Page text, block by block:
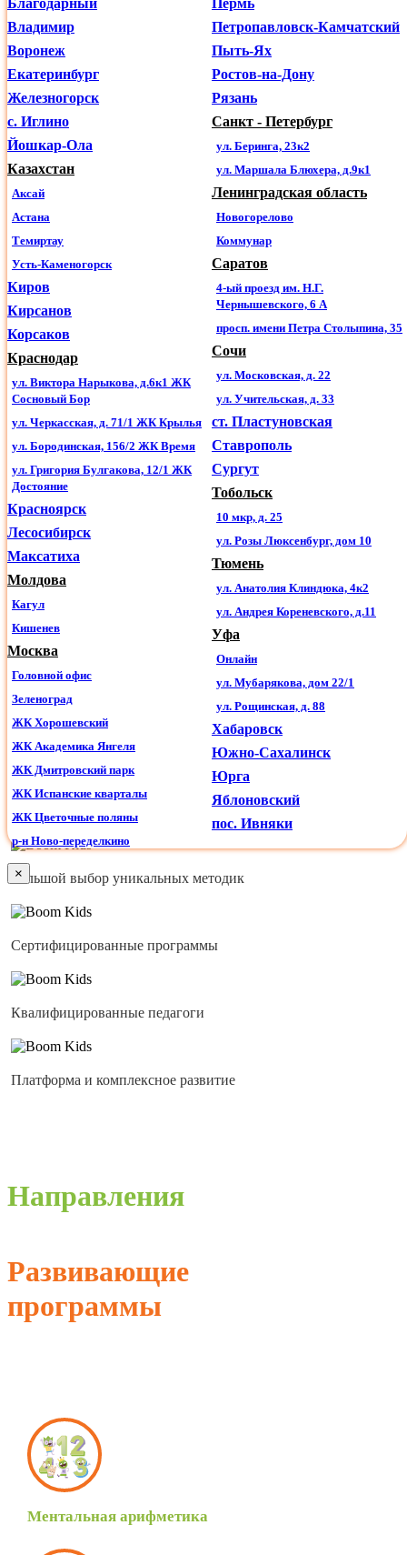
Большой выбор уникальных методик
Сертифицированные программы
Квалифицированные педагоги
Платформа и комплексное развитие
Большой выбор уникальных методик
Сертифицированные программы
Квалифицированные педагоги
Платформа и комплексное развитие
Направления
Развивающие
программы
Ментальная арифметика
×
×
Благодарный
Владимир
Воронеж
Екатеринбург
Железногорск
с. Иглино
Йошкар-Ола
Казахстан
Аксай
Астана
Темиртау
Усть-Каменогорск
Киров
Кирсанов
Корсаков
Краснодар
ул. Виктора Нарыкова, д.6к1 ЖК
Сосновый Бор
ул. Черкасская, д. 71/1 ЖК Крылья
ул. Бородинская, 156/2 ЖК Время
ул. Григория Булгакова, 12/1 ЖК
Достояние
Красноярск
Лесосибирск
Максатиха
Молдова
Кагул
Кишенев
Москва
Головной офис
Зеленоград
ЖК Хорошевский
ЖК Академика Янгеля
ЖК Дмитровский парк
ЖК Испанские кварталы
ЖК Цветочные поляны
р-н Ново-переделкино
Пермь
Петропавловск-Камчатский
Пыть-Ях
Ростов-на-Дону
Рязань
Санкт - Петербург
ул. Беринга, 23к2
ул. Маршала Блюхера, д.9к1
Ленинградская область
Новогорелово
Коммунар
Саратов
4-ый проезд им. Н.Г.
Чернышевского, 6 А
просп. имени Петра Столыпина, 35
Сочи
ул. Московская, д. 22
ул. Учительская, д. 33
ст. Пластуновская
Ставрополь
Сургут
Тобольск
10 мкр, д. 25
ул. Розы Люксенбург, дом 10
Тюмень
ул. Анатолия Клиндюка, 4к2
ул. Андрея Кореневского, д.11
Уфа
Онлайн
ул. Мубарякова, дом 22/1
ул. Рощинская, д. 88
Хабаровск
Южно-Сахалинск
Юрга
Яблоновский
пос. Ивняки
×